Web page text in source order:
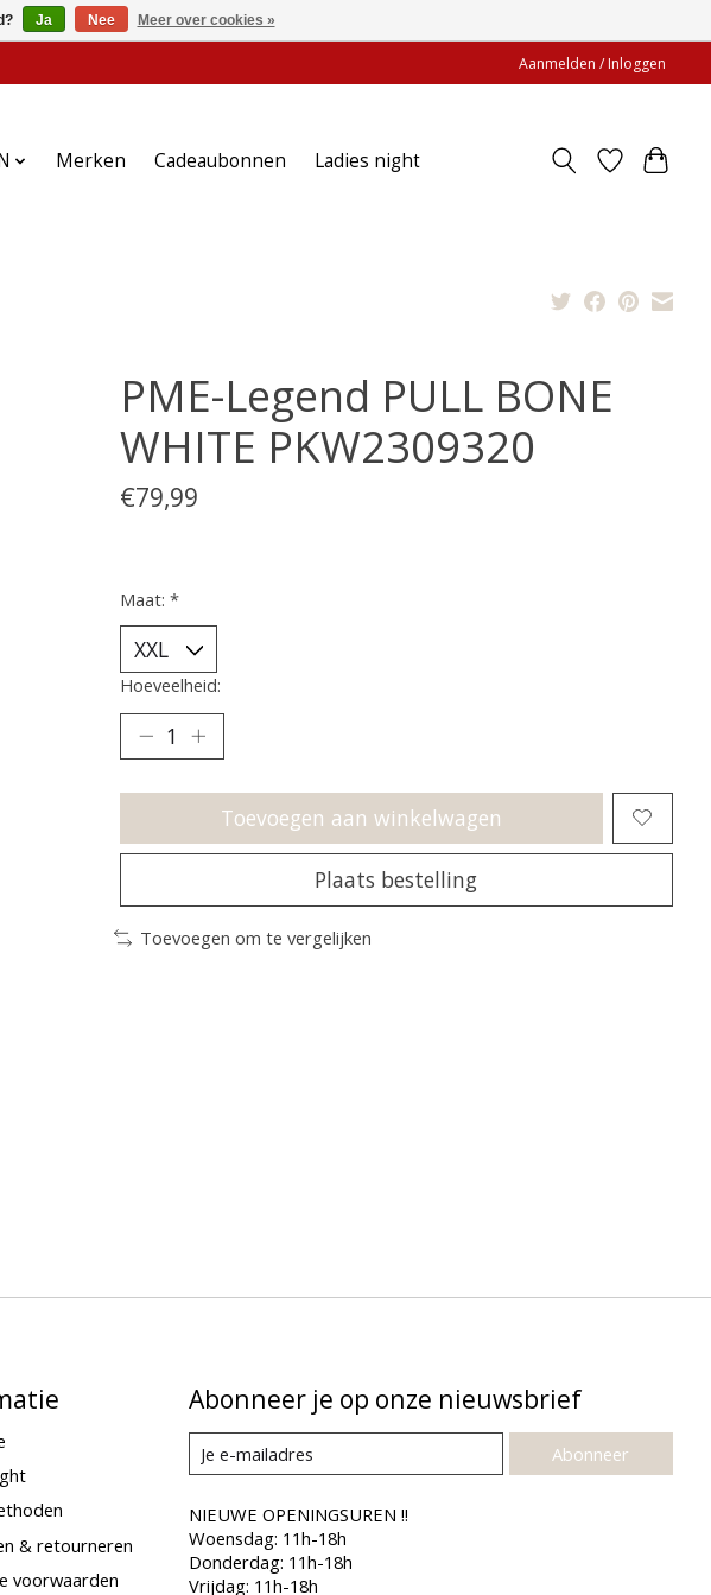
Aanmelden / Inloggen
Merken Cadeaubonnen Ladies night
PME-Legend PULL BONE
WHITE PKW2309320
€79,99
Maat: *
Hoeveelheid:
Toevoegen aan winkelwagen
Plaats bestelling
Toevoegen om te vergelijken
& retourneren
voorwaarden
Abonneer je op onze nieuwsbrief
Abonneer
NIEUWE OPENINGSUREN !!
Woensdag: 11h-18h
Donderdag: 11h-18h
Vrijdag: 11h-18h
Ja Nee Meer over cookies »